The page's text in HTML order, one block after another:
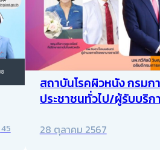
45
สถาบันโรคผิวหนัง กรม
ประชาชนทั่วไป/ผู้รับบริก
28 ตุลาคม 2567